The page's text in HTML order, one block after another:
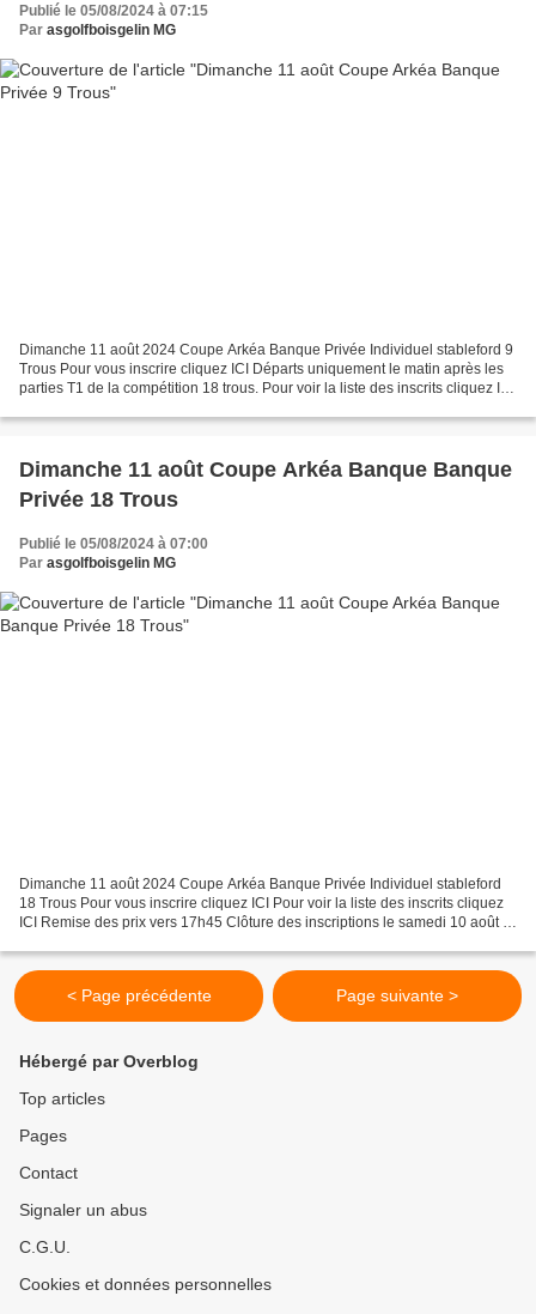
Publié le 05/08/2024 à 07:15
Par asgolfboisgelin MG
Dimanche 11 août 2024 Coupe Arkéa Banque Privée Individuel stableford 9
Trous Pour vous inscrire cliquez ICI Départs uniquement le matin après les
parties T1 de la compétition 18 trous. Pour voir la liste des inscrits cliquez ICI
Dimanche 11 août Coupe Arkéa Banque Banque
Privée 18 Trous
Publié le 05/08/2024 à 07:00
Par asgolfboisgelin MG
Dimanche 11 août 2024 Coupe Arkéa Banque Privée Individuel stableford
18 Trous Pour vous inscrire cliquez ICI Pour voir la liste des inscrits cliquez
ICI Remise des prix vers 17h45 Clôture des inscriptions le samedi 10 août à
< Page précédente Page suivante >
Hébergé par Overblog
Top articles
Pages
Contact
Signaler un abus
C.G.U.
Cookies et données personnelles